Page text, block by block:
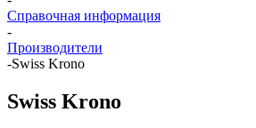
Справочная информация
-
Производители
-Swiss Krono
Swiss Krono